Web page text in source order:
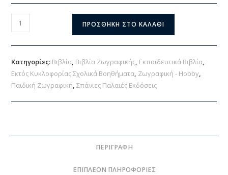
ΠΡΟΣΘΉΚΗ ΣΤΟ ΚΑΛΆΘΙ
Κατηγορίες: Βιβλία, Βιβλία Ζωγραφικής, Εκπαιδευτικά Βιβλία,
Εκτός Κυκλοφορίας Σχολικά Βοηθήματα, Ζωγραφική - Hobby,
Παιδική Ζωγραφική,Σπάνιες Παλαιές Εκδόσεις
ΠΕΡΙΓΡΑΦΉ
ΕΠΙΠΛΈΟΝ ΠΛΗΡΟΦΟΡΊΕΣ